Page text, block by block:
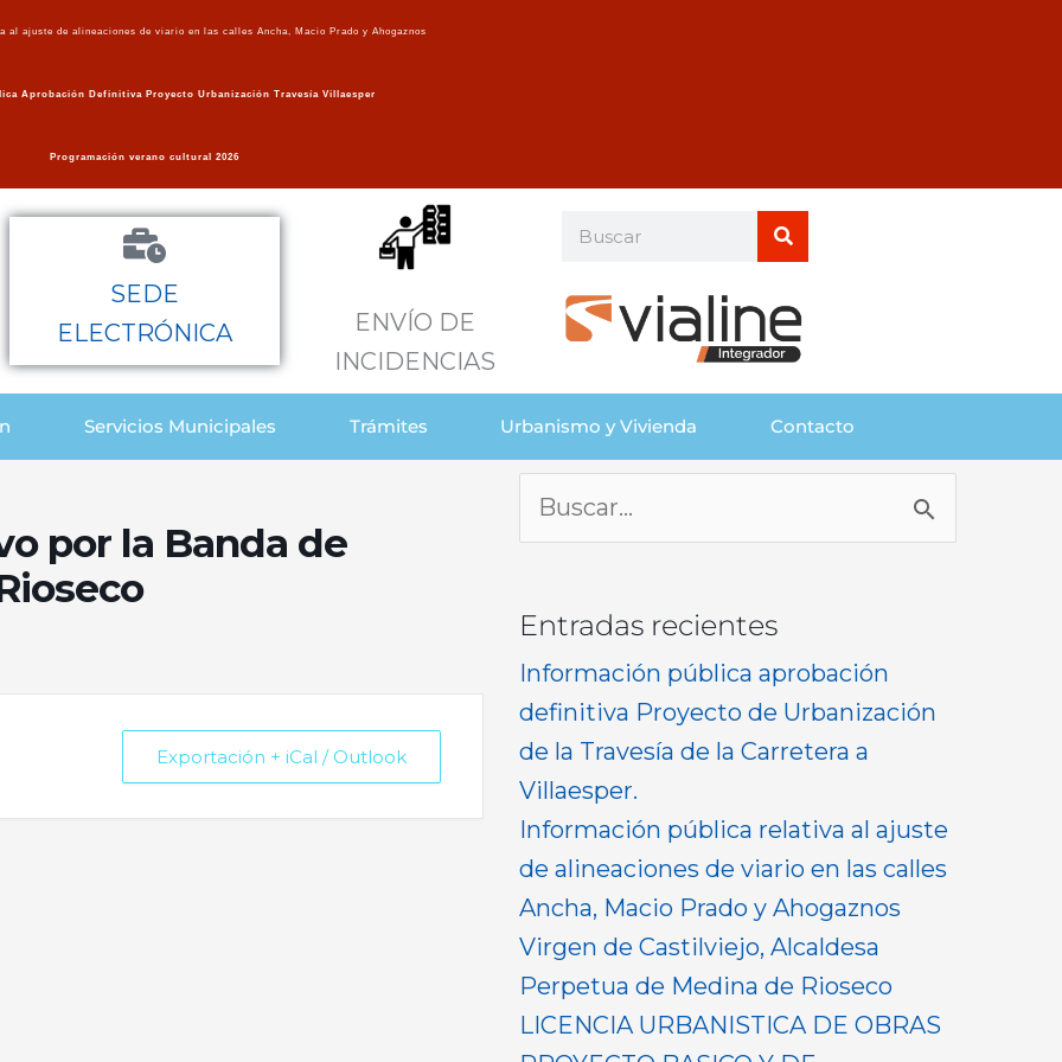
al ajuste de alineaciones de viario en las calles Ancha, Macio Prado y Ahogaznos
Aprobación Definitiva Proyecto Urbanización Travesía Villaesper
Programación verano cultural 2026
SEDE
ELECTRÓNICA
ENVÍO DE
INCIDENCIAS
Buscar Buscar
Servicios Municipales Trámites Urbanismo y Vivienda Contacto
por la Banda de
Exportación + iCal / Outlook
Buscar
por:
Entradas recientes
Información pública aprobación
definitiva Proyecto de Urbanización
de la Travesía de la Carretera a
Villaesper.
Información pública relativa al ajuste
de alineaciones de viario en las calles
Ancha, Macio Prado y Ahogaznos
Virgen de Castilviejo, Alcaldesa
Perpetua de Medina de Rioseco
LICENCIA URBANISTICA DE OBRAS